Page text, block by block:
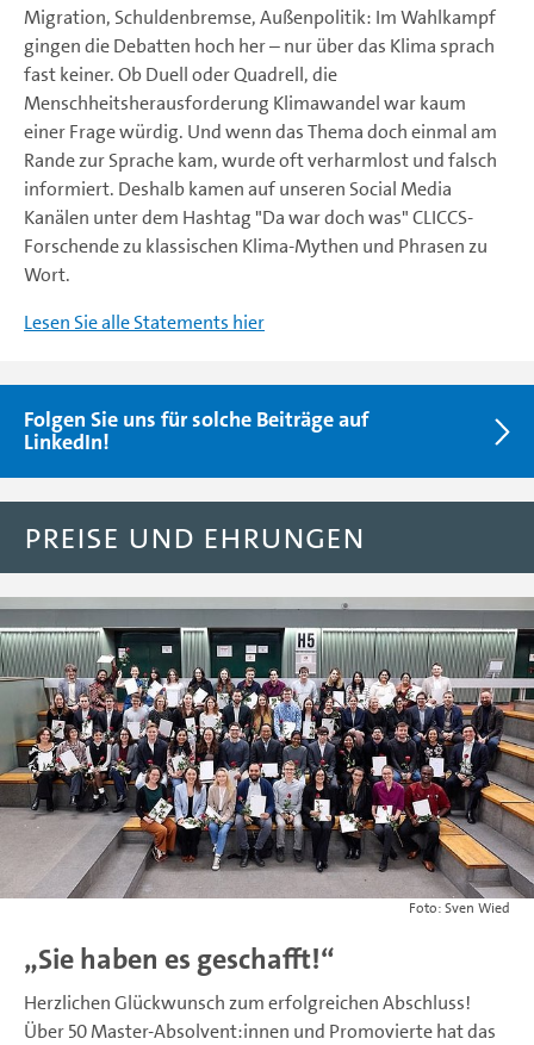
Migration, Schuldenbremse, Außenpolitik: Im Wahlkampf
gingen die Debatten hoch her – nur über das Klima sprach
fast keiner. Ob Duell oder Quadrell, die
Menschheitsherausforderung Klimawandel war kaum
einer Frage würdig. Und wenn das Thema doch einmal am
Rande zur Sprache kam, wurde oft verharmlost und falsch
informiert. Deshalb kamen auf unseren Social Media
Kanälen unter dem Hashtag "Da war doch was" CLICCS-
Forschende zu klassischen Klima-Mythen und Phrasen zu
Wort.
Lesen Sie alle Statements hier
Folgen Sie uns für solche Beiträge auf
LinkedIn!
Preise und Ehrungen
Sven Wied
„Sie haben es geschafft!“
Herzlichen Glückwunsch zum erfolgreichen Abschluss!
Über 50 Master-Absolvent:innen und Promovierte hat das